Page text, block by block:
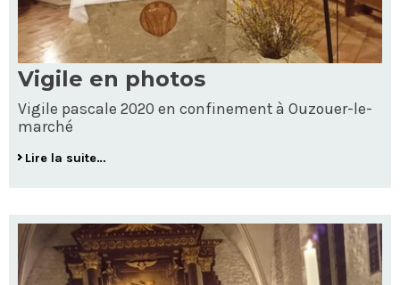
Vigile en photos
Vigile pascale 2020 en confinement à Ouzouer-le-
marché
Lire la suite…